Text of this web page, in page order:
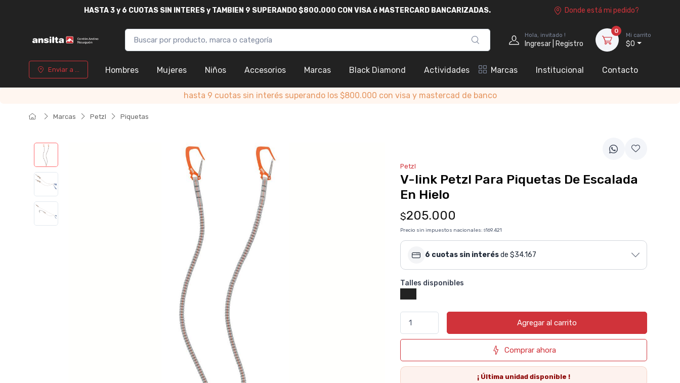
HASTA3 y 6 CUOTAS SIN INTERES y TAMBIEN 9 SUPERANDO $800.000 CON VISAó MASTERCARD BANCARIZADAS. Donde está mi pedido?
Hola, invitado !
Ingresar | Registro
0
Mi carrito
$0
Enviar a ... Hombres Mujeres Niños Accesorios Marcas Black Diamond Actividades Marcas Institucional Contacto
hasta 9 cuotas sin interés superando los $800.000 con visa y mastercad de banco
Marcas Petzl Piquetas
Petzl
V-link Petzl Para Piquetas De Escalada
En Hielo
$205.000
Precio sin impuestos nacionales: $169.421
6 cuotas sin interésde $34.167
Talles disponibles
Agregar al carrito
Comprar ahora
¡ Última unidaddisponible !